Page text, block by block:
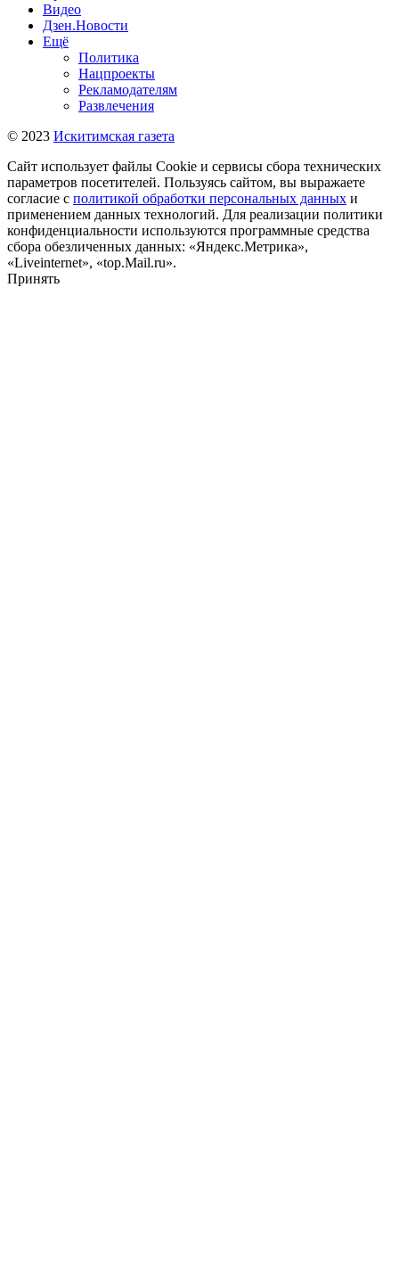
Видео
Дзен.Новости
Ещё
Политика
Нацпроекты
Рекламодателям
Развлечения
© 2023 Искитимская газета
Сайт использует файлы Cookie и сервисы сбора технических
параметров посетителей. Пользуясь сайтом, вы выражаете
согласие с политикой обработки персональных данных и
применением данных технологий. Для реализации политики
конфиденциальности используются программные средства
сбора обезличенных данных: «Яндекс.Метрика»,
«Liveinternet», «top.Mail.ru».
Принять